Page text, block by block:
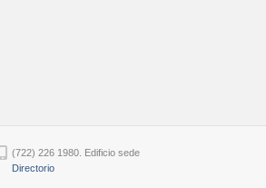
(722) 226 1980. Edificio sede
Directorio